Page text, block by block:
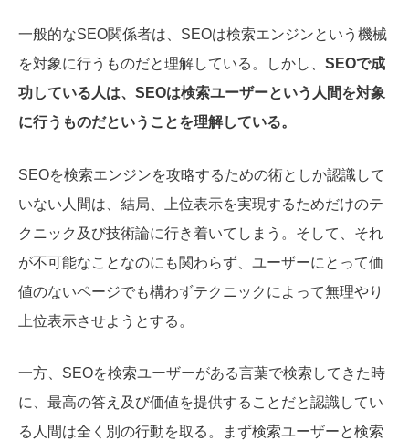
一般的なSEO関係者は、SEOは検索エンジンという機械
を対象に行うものだと理解している。しかし、 SEOで成
功している人は、SEOは検索ユーザーという人間を対象
に行うものだということを理解している。
SEOを検索エンジンを攻略するための術としか認識して
いない人間は、結局、上位表示を実現するためだけのテ
クニック及び技術論に行き着いてしまう。そして、それ
が不可能なことなのにも関わらず、ユーザーにとって価
値のないページでも構わずテクニックによって無理やり
上位表示させようとする。
一方、SEOを検索ユーザーがある言葉で検索してきた時
に、最高の答え及び価値を提供することだと認識してい
る人間は全く別の行動を取る。まず検索ユーザーと検索